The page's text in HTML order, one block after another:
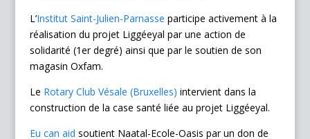
L’Institut Saint-Julien-Parnasse participe activement à la
réalisation du projet Liggéeyal par une action de
solidarité (1er degré) ainsi que par le soutien de son
magasin Oxfam.
Le Rotary Club Vésale (Bruxelles) intervient dans la
construction de la case santé liée au projet Liggéeyal.
Eu can aid soutient Naatal-Ecole-Oasis par un don de